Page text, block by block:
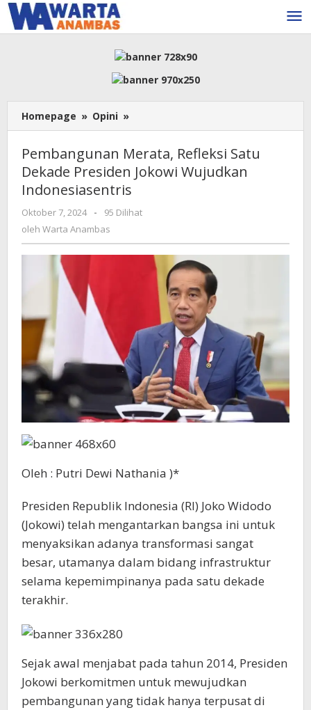
Lewati
ke
konten
Homepage » Opini »
Merata,
Satu
Dekade
Presiden
Wujudkan
Pembangunan Merata, Refleksi Satu
Dekade Presiden Jokowi Wujudkan
Indonesiasentris
Oktober 7, 2024
oleh
Warta
-
95 Dilihat
oleh Warta Anambas
Oleh : Putri Dewi Nathania )*
Presiden Republik Indonesia (RI) Joko Widodo
(Jokowi) telah mengantarkan bangsa ini untuk
menyaksikan adanya transformasi sangat
besar, utamanya dalam bidang infrastruktur
selama kepemimpinanya pada satu dekade
terakhir.
Sejak awal menjabat pada tahun 2014, Presiden
Jokowi berkomitmen untuk mewujudkan
pembangunan yang tidak hanya terpusat di